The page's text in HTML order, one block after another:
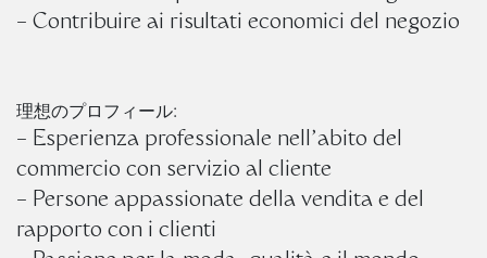
– Contribuire ai risultati economici del negozio
理想のプロフィール:
– Esperienza professionale nell’abito del
commercio con servizio al cliente
– Persone appassionate della vendita e del
rapporto con i clienti